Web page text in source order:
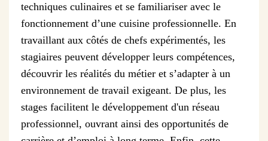
techniques culinaires et se familiariser avec le
fonctionnement d’une cuisine professionnelle. En
travaillant aux côtés de chefs expérimentés, les
stagiaires peuvent développer leurs compétences,
découvrir les réalités du métier et s’adapter à un
environnement de travail exigeant. De plus, les
stages facilitent le développement d'un réseau
professionnel, ouvrant ainsi des opportunités de